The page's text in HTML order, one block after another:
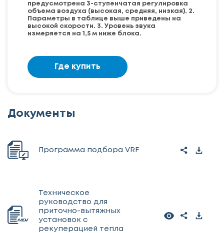
предусмотрена 3-ступенчатая регулировка
объема воздуха (высокая, средняя, ​​низкая). 2.
Параметры в таблице выше приведены на
высокой скорости. 3. Уровень звука
измеряется на 1,5 м ниже блока.
Где купить
Документы
Программа подбора VRF
Техническое
руководство для
приточно-вытяжных
установок с
рекуперацией тепла